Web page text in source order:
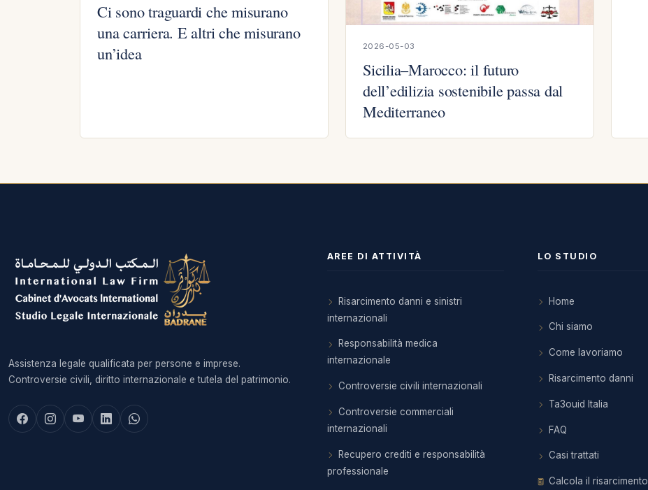
Ci sono traguardi che misurano
una carriera. E altri che misurano
un’idea
2026-05-03
Sicilia–Marocco: il futuro
dell’edilizia sostenibile passa dal
Mediterraneo
Assistenza legale qualificata per persone e imprese.
Controversie civili, diritto internazionale e tutela del patrimonio.
AREE DI ATTIVITÀ
Risarcimento danni e sinistri
internazionali
Responsabilità medica
internazionale
Controversie civili internazionali
Controversie commerciali
internazionali
Recupero crediti e responsabilità
professionale
LO STUDIO
Home
Chi siamo
Come lavoriamo
Risarcimento danni
Ta3ouid Italia
FAQ
Casi trattati
Calcola il risarcimento